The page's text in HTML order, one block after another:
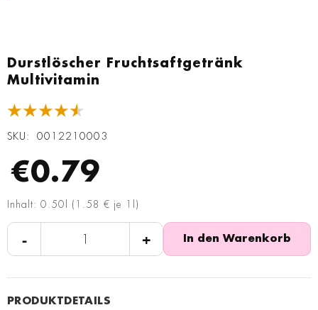
Durstlöscher Fruchtsaftgetränk
Multivitamin
★★★★★
SKU 0012210003
€0.79
Inhalt: 0.50l (1.58 € je 1l)
- + In den Warenkorb
Anfang
der
springen